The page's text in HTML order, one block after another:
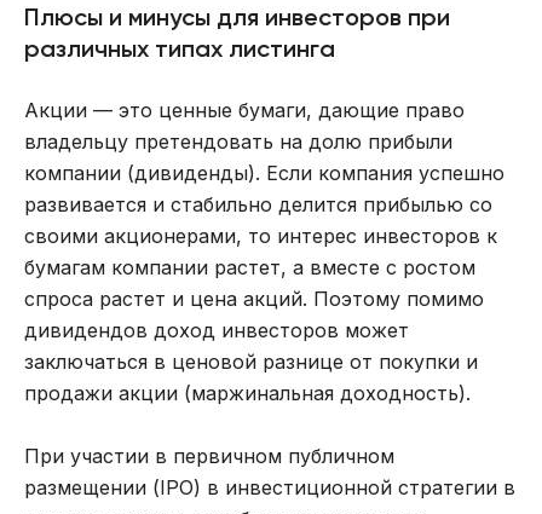
Плюсы и минусы для инвесторов при
различных типах листинга
Акции — это ценные бумаги, дающие право
владельцу претендовать на долю прибыли
компании (дивиденды). Если компания успешно
развивается и стабильно делится прибылью со
своими акционерами, то интерес инвесторов к
бумагам компании растет, а вместе с ростом
спроса растет и цена акций. Поэтому помимо
дивидендов доход инвесторов может
заключаться в ценовой разнице от покупки и
продажи акции (маржинальная доходность).
При участии в первичном публичном
размещении (IPO) в инвестиционной стратегии в